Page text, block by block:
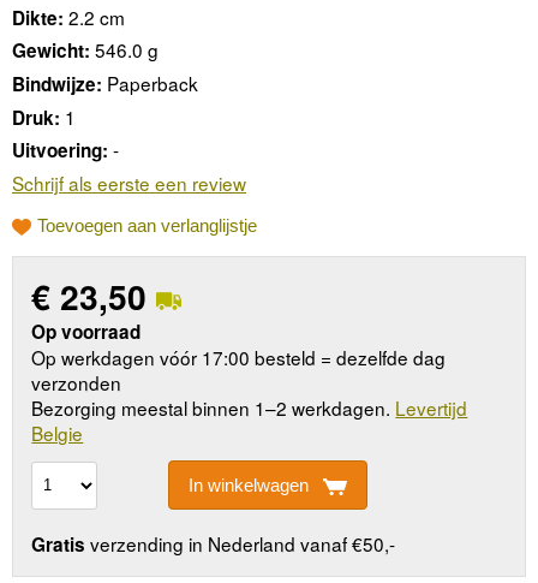
Dikte: 2.2 cm
Gewicht: 546.0 g
Bindwijze: Paperback
Druk: 1
Uitvoering: -
Schrijf als eerste een review
Toevoegen aan verlanglijstje
€ 23,50
Op voorraad
Op werkdagen vóór 17:00 besteld = dezelfde dag
verzonden
Bezorging meestal binnen 1–2 werkdagen. Levertijd
Belgie
In winkelwagen
Gratis verzending in Nederland vanaf €50,-